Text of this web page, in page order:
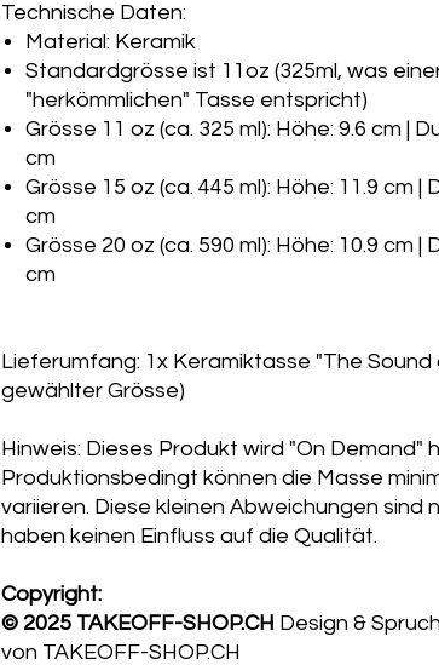
Technische Daten:
Material: Keramik
Standardgrösse ist 11oz (325ml, was
"herkömmlichen" Tasse entspricht)
Grösse 11 oz (ca. 325 ml): Höhe: 9.6 cm |
cm
Grösse 15 oz (ca. 445 ml): Höhe: 11.9 cm |
cm
Grösse 20 oz (ca. 590 ml): Höhe: 10.9 cm |
cm
Lieferumfang: 1x Keramiktasse "The Sound
gewählter Grösse)
Hinweis: Dieses Produkt wird "On Demand"
Produktionsbedingt können die Masse
variieren. Diese kleinen Abweichungen sind
haben keinen Einfluss auf die Qualität.
Copyright:
© 2025 TAKEOFF-SHOP.CH Design &
von TAKEOFF-SHOP.CH